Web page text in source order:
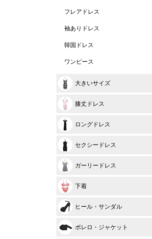
フレアドレス
袖ありドレス
韓国ドレス
ワンピース
大きいサイズ
膝丈ドレス
ロングドレス
セクシードレス
ガーリードレス
下着
ヒール・サンダル
ボレロ・ジャケット